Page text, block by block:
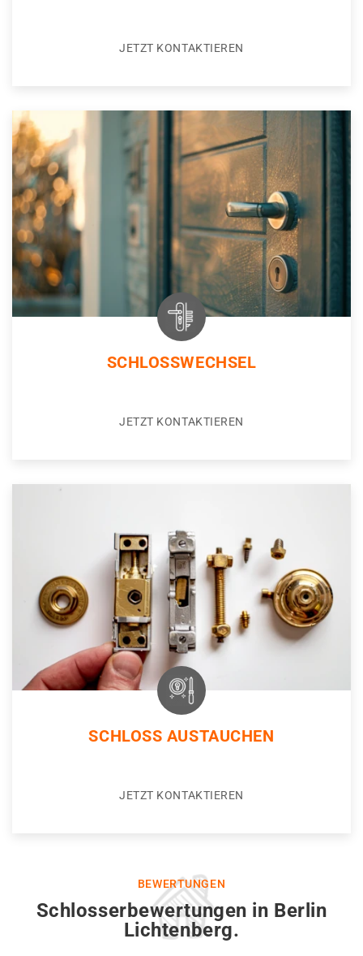
JETZT KONTAKTIEREN
SCHLOSSWECHSEL
JETZT KONTAKTIEREN
SCHLOSS AUSTAUCHEN
JETZT KONTAKTIEREN
BEWERTUNGEN
Schlosserbewertungen in Berlin
Lichtenberg.